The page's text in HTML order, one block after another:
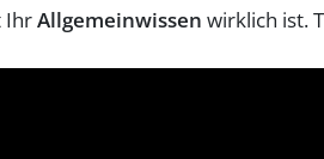
IhrAllgemeinwissen wirklich ist.